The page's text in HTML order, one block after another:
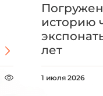
историю
лет
1 июля 2026